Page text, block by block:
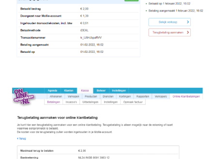
Image